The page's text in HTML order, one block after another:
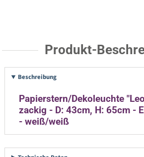
Produkt-
Beschreibung
Papierstern/Dekoleuchte
zackig - D: 43cm, H: 65cm -
- weiß/weiß